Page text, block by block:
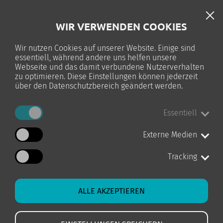
0
STARTSEITE
AGB
WIR VERWENDEN COOKIES
Wir nutzen Cookies auf unserer Website. Einige sind
essentiell, während andere uns helfen unsere
Webseite und das damit verbundene Nutzerverhalten
zu optimieren. Diese Einstellungen können jederzeit
über den Datenschutzbereich geändert werden.
Essentiell
Externe Medien
Tracking
ALLE AKZEPTIEREN